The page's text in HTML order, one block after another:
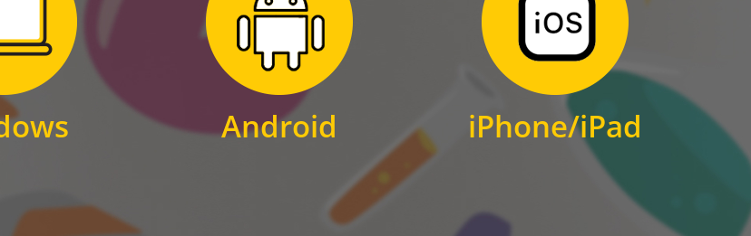
Android
Zum Download
für Android
iPhone/iPad
Zum Download
für iPhone und iPad